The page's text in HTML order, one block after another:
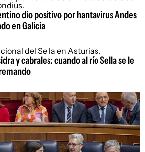
dio positivo por hantavirus Andes
en Galicia
y cabrales: cuando al río Sella se le